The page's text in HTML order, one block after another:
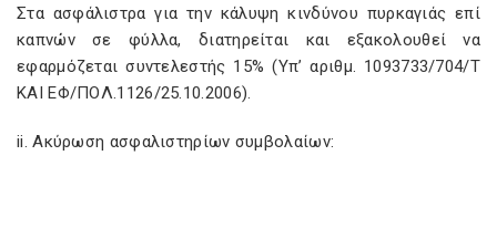
Στα ασφάλιστρα για την κάλυψη κινδύνου πυρκαγιάς επί
καπνών σε φύλλα, διατηρείται και εξακολουθεί να
εφαρμόζεται συντελεστής 15% (Υπ’ αριθμ. 1093733/704/Τ
ΚΑΙ ΕΦ/ΠΟΛ.1126/25.10.2006).
ii. Ακύρωση ασφαλιστηρίων συμβολαίων: